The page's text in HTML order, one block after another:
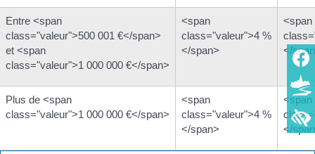
Entre <span
class="valeur">500 001 €</span>
et <span
class="valeur">1 000 000 €</span>
<span
class="valeur">4 %
</span>
<span
</
Plus de <span
class="valeur">1 000 000 €</span>
<span
class="valeur">4 %
</span>
<span
</